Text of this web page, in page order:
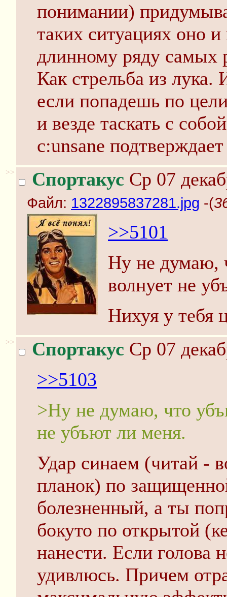
понимании)
таких ситуациях оно
длинному ряду самых
Как стрельба из лука.
если попадешь по
и везде таскать с
с:unsane подтверждает
>> Спортакус Ср 07
Файл: 1322895837281.jpg -(
>>5101
Ну не думаю,
волнует не
Нихуя у тебя
>> Спортакус Ср 07
>>5103
>Ну не думаю, что
не убъют ли меня.
Удар синаем (читай -
планок) по
болезненный, а ты
бокуто по открытой
нанести. Если голова
удивлюсь. Причем